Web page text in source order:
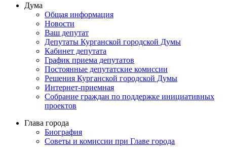
Дума
Общая информация
Новости
Ваш депутат
Депутаты Курганской городской Думы
Кабинет депутата
График приема депутатов
Постоянные депутатские комиссии
Решения Курганской городской Думы
Интернет-приемная
Собрание граждан по поддержке инициативных
проектов
Глава города
Биография
Советы и комиссии при Главе города